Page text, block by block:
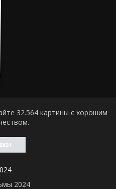
32.564 картины с хорошим
2024